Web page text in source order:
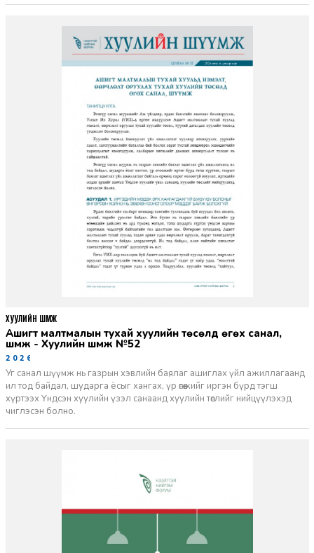
Ашигт малтмалын тухай хуулийн төсөлд өгөх санал,
шүүмж - Хуулийн шүүмж №52
2026-06-29
Уг санал шүүмж нь газрын хэвлийн баялаг ашиглах үйл ажиллагаанд
ил тод байдал, шударга ёсыг хангах, үр өгөөжийг иргэн бүрд тэгш
хүртээх Үндсэн хуулийн үзэл санаанд хуулийн төслийг нийцүүлэхэд
чиглэсэн болно.
ХУУЛИЙН ШҮҮМЖ